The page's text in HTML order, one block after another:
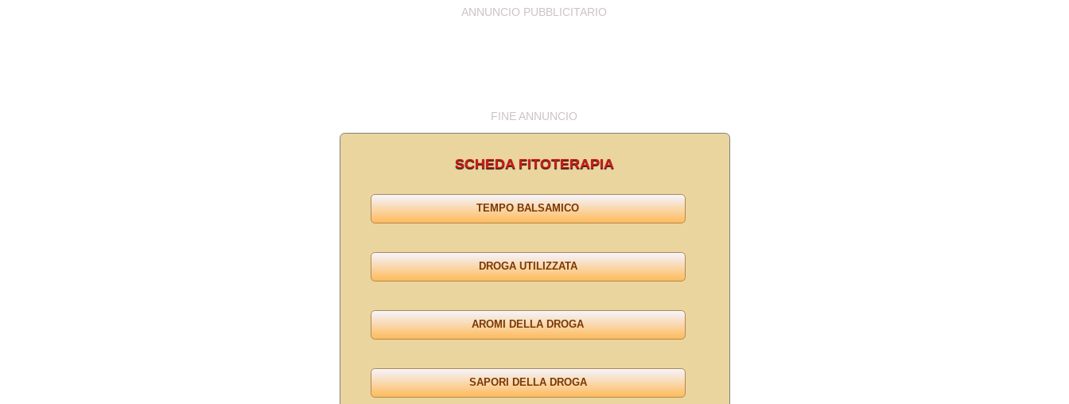
ANNUNCIO PUBBLICITARIO
FINE ANNUNCIO
SCHEDA FITOTERAPIA